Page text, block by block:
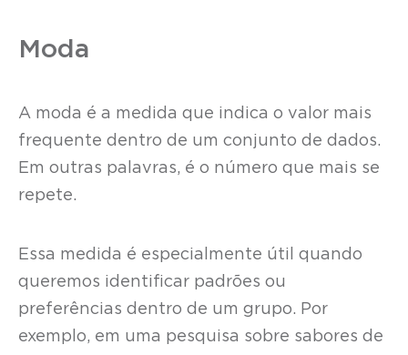
Moda
A moda é a medida que indica o valor mais
frequente dentro de um conjunto de dados.
Em outras palavras, é o número que mais se
repete.
Essa medida é especialmente útil quando
queremos identificar padrões ou
preferências dentro de um grupo. Por
exemplo, em uma pesquisa sobre sabores de